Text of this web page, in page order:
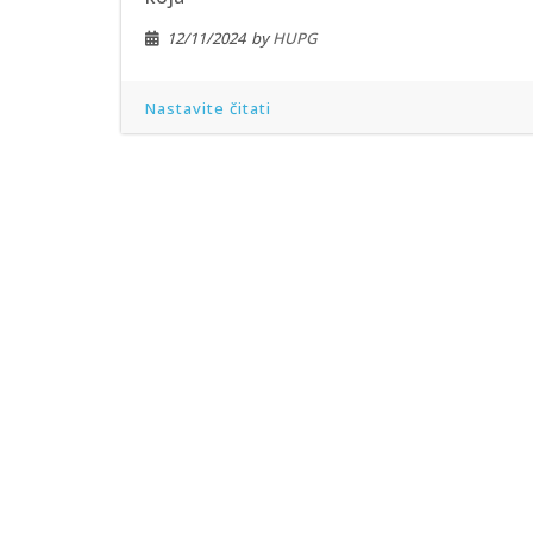
12/11/2024 byHUPG
Nastavite čitati